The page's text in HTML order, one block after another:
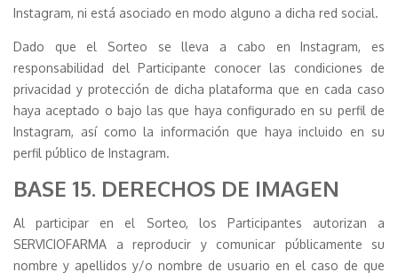
Instagram, ni está asociado en modo alguno a dicha red social.
Dado que el Sorteo se lleva a cabo en Instagram, es
responsabilidad del Participante conocer las condiciones de
privacidad y protección de dicha plataforma que en cada caso
haya aceptado o bajo las que haya configurado en su perfil de
Instagram, así como la información que haya incluido en su
perfil público de Instagram.
BASE 15. DERECHOS DE IMAGEN
Al participar en el Sorteo, los Participantes autorizan a
SERVICIOFARMA a reproducir y comunicar públicamente su
nombre y apellidos y/o nombre de usuario en el caso de que